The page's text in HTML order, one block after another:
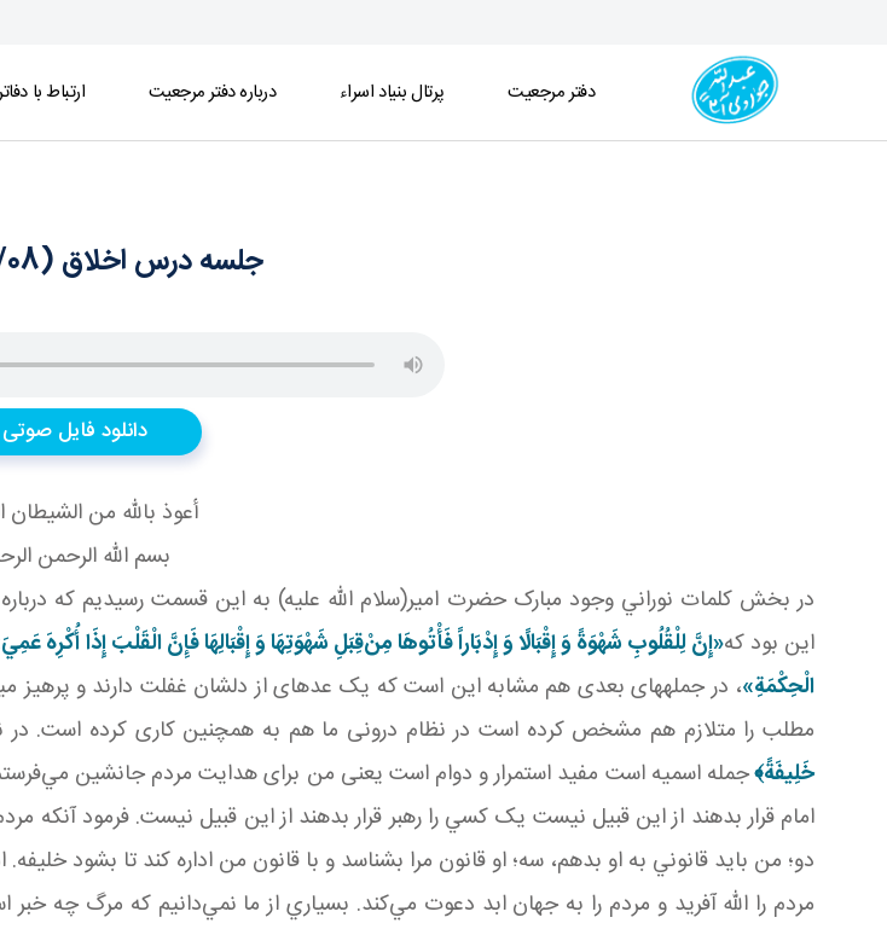
دفتر مرجعیت پرتال بنیاد اسراء درباره دفتر مرجعیت ارتباط با
جلسه درس اخلاق (1404/11/08)
دانلود فایل صوتی
أعوذ بالله من الشيطان
بسم الله الرحمن
در بخش کلمات نوراني وجود مبارک حضرت امير(سلام الله عليه) به اين قسمت رسيديم که
اين بود که«إِنَّ لِلْقُلُوبِ شَهْوَةً وَ إِقْبَالًا وَ إِدْبَاراً فَأْتُوهَا مِنْقِبَلِ شَهْوَتِهَا وَ إِقْبَالِهَا فَإِنَّ الْقَلْبَ إِذَا أُكْرِهَ عَمِيَ
الْحِكْمَةِ»، در جمله­های بعدی هم مشابه اين است که يک عده­ای از دلشان غفلت دارند و پرهيز
مطلب را متلازم هم مشخص کرده است در نظام درونی ما هم به همچنين کاری کرده است. در
خَلِيفَةً﴾جمله اسميه است مفيد استمرار و دوام است يعنی من برای هدايت مردم جانشين
امام قرار بدهند از اين قبيل نيست يک کسي را رهبر قرار بدهند از اين قبيل نيست. فرمود
دو؛ من بايد قانوني به او بدهم، سه؛ او قانون مرا بشناسد و با قانون من اداره کند تا بشود خليفه.
مردم را الله آفريد و مردم را به جهان ابد دعوت مي‌کند. بسياري از ما نمي‌دانيم که مرگ چه